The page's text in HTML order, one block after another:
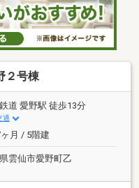
２号棟
道 愛野駅 徒歩13分
通
月 / 5階建
雲仙市愛野町乙